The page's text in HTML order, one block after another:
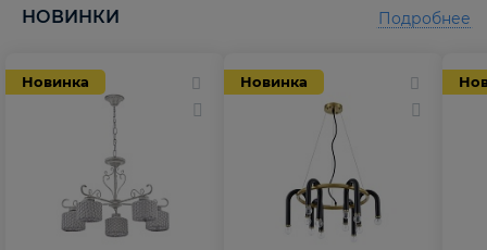
НОВИНКИ
Новинка Новинка
Подробнее